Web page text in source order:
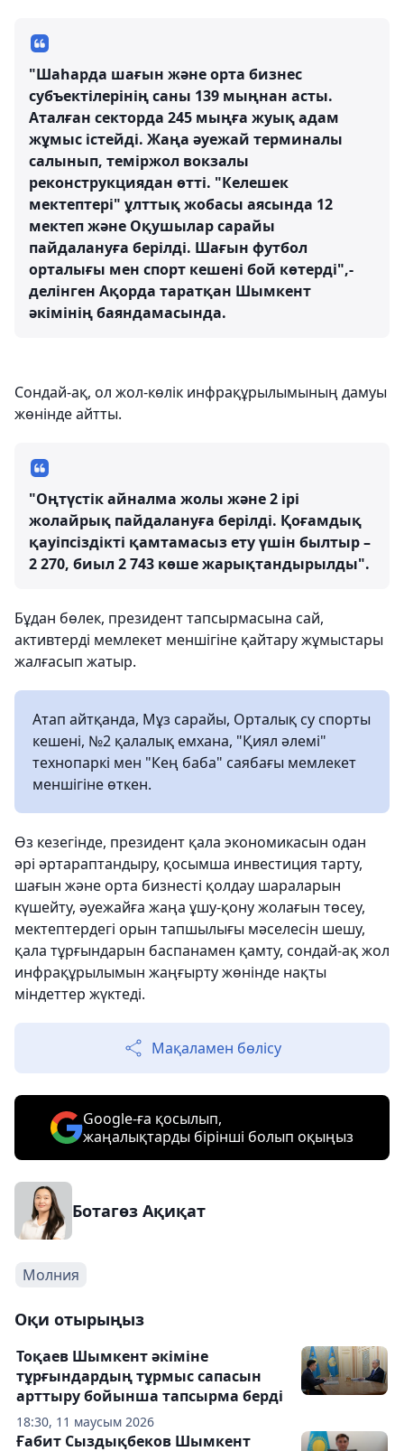
"Шаһарда шағын және орта бизнес
субъектілерінің саны 139 мыңнан асты.
Аталған секторда 245 мыңға жуық адам
жұмыс істейді. Жаңа әуежай терминалы
салынып, теміржол вокзалы
реконструкциядан өтті. "Келешек
мектептері" ұлттық жобасы аясында 12
мектеп және Оқушылар сарайы
пайдалануға берілді. Шағын футбол
орталығы мен спорт кешені бой көтерді",-
делінген Ақорда таратқан Шымкент
әкімінің баяндамасында.
Сондай-ақ, ол жол-көлік инфрақұрылымының дамуы
жөнінде айтты.
"Оңтүстік айналма жолы және 2 ірі
жолайрық пайдалануға берілді. Қоғамдық
қауіпсіздікті қамтамасыз ету үшін былтыр –
2 270, биыл 2 743 көше жарықтандырылды".
Бұдан бөлек, президент тапсырмасына сай,
активтерді мемлекет меншігіне қайтару жұмыстары
жалғасып жатыр.
Атап айтқанда, Мұз сарайы, Орталық су спорты
кешені, №2 қалалық емхана, "Қиял әлемі"
технопаркі мен "Кең баба" саябағы мемлекет
меншігіне өткен.
Өз кезегінде, президент қала экономикасын одан
әрі әртараптандыру, қосымша инвестиция тарту,
шағын және орта бизнесті қолдау шараларын
күшейту, әуежайға жаңа ұшу-қону жолағын төсеу,
мектептердегі орын тапшылығы мәселесін шешу,
қала тұрғындарын баспанамен қамту, сондай-ақ жол
инфрақұрылымын жаңғырту жөнінде нақты
міндеттер жүктеді.
Мақаламен бөлісу
Google-ға қосылып,
жаңалықтарды бірінші болып оқыңыз
Ботагөз Ақиқат
Молния
Оқи отырыңыз
18:30, 11 маусым 2026
Тоқаев Шымкент әкіміне
тұрғындардың тұрмыс сапасын
арттыру бойынша тапсырма берді
Ғабит Сыздықбеков Шымкент